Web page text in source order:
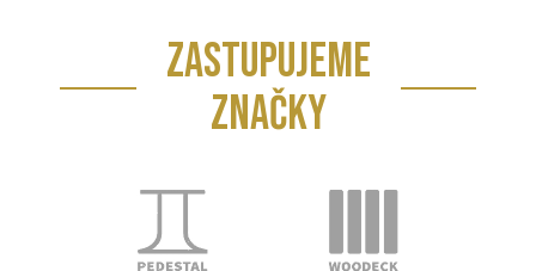
ZASTUPUJEME
ZNAČKY